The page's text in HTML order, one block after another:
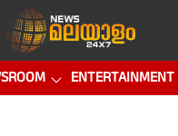
ENTERTAINMENT